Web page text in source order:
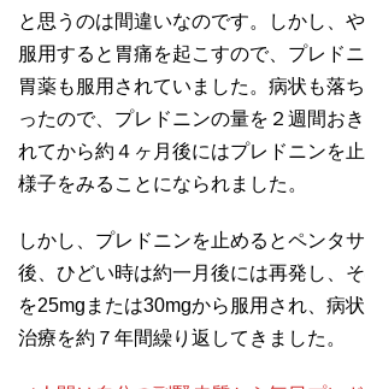
と思うのは間違いなのです。しかし、
服用すると胃痛を起こすので、プレド
胃薬も服用されていました。病状も落
ったので、プレドニンの量を２週間お
れてから約４ヶ月後にはプレドニンを
様子をみることになられました。
しかし、プレドニンを止めるとペンタ
後、ひどい時は約一月後には再発し、
を25mgまたは30mgから服用され、病
治療を約７年間繰り返してきました。